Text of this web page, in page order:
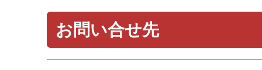
お問い合せ先